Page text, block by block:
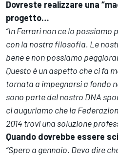
Dovreste realizzare una
progetto…
”In Ferrari non ce lo
con la nostra filosofia. Le
bene e non possiamo
Questo è un aspetto che ci fa
tornata a impegnarsi a fondo
sono parte del nostro DNA
ci auguriamo che la
2014 trovi una soluzione
Quando dovrebbe essere
”Spero a gennaio. Devo dire